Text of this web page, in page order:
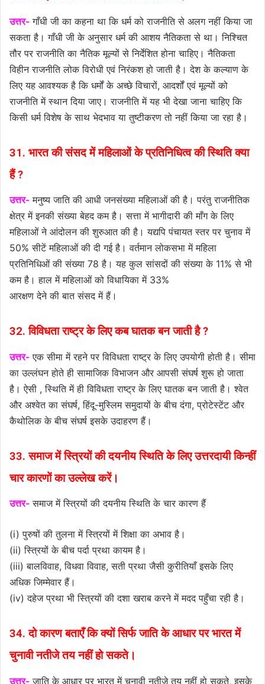
उत्तर- गाँधी जी का कहना था कि धर्म को राजनीति से अलग नहीं किया जा
सकता है। गाँधी जी के अनुसार धर्म की आशय नैतिकता से था। निश्चित
तौर पर राजनीति का नैतिक मूल्यों से निर्देशित होना चाहिए। नैतिकता
विहीन राजनीति लोक विरोधी एवं निरंकश हो जाती है। देश के कल्याण के
लिए यह आवश्यक है कि धर्मों के अच्छे विचारों, आदर्शों एवं मूल्यों को
राजनीति में स्थान दिया जाए। राजनीति में यह भी देखा जाना चाहिए कि
किसी धर्म विशेष के साथ भेदभाव या तुष्टीकरण तो नहीं किया जा रहा है।
31. भारत की संसद में महिलाओं के प्रतिनिधित्व की स्थिति क्या
हैं ?
उत्तर- मनुष्य जाति की आधी जनसंख्या महिलाओं की है। परंतु राजनीतिक
क्षेत्र में इनकी संख्या बेहद कम है। सत्ता में भागीदारी की माँग के लिए
महिलाओं ने आंदोलन की शुरुआत की है। यद्यपि पंचायत स्तर पर चुनाव में
50% सीटें महिलाओं की दी गई है। वर्तमान लोकसभा में महिला
प्रतिनिधिओं की संख्या 78 है। यह कुल सांसदों की संख्या के 11% से भी
कम है। हाल में महिलाओं को विधायिका में 33%
आरक्षण देने की बात संसद में हैं।
32. विविधता राष्ट्र के लिए कब घातक बन जाती है ?
उत्तर- एक सीमा में रहने पर विविधता राष्ट्र के लिए उपयोगी होती है। सीमा
का उल्लंघन होते ही सामाजिक विभाजन और आपसी संघर्ष शुरू हो जाता
है। ऐसी , स्थिति में ही विविधता राष्ट्र के लिए घातक बन जाती है। श्वेत
और अश्वेत का संघर्ष, हिंदू-मुस्लिम समुदायों के बीच दंगा, प्रोटेस्टेंट और
कैथोलिक के बीच संघर्ष इसके उदाहरण हैं।
33. समाज में स्त्रियों की दयनीय स्थिति के लिए उत्तरदायी किन्हीं
चार कारणों का उल्लेख करें।
उत्तर- समाज में स्त्रियों की दयनीय स्थिति के चार कारण हैं
(i) पुरुषों की तुलना में स्त्रियों में शिक्षा का अभाव है।
(ii) स्त्रियों के बीच पर्दा प्रथा कायम है।
(iii) बालविवाह, विधवा विवाह, सती प्रथा जैसी कुरीतियाँ इसके लिए
अधिक जिम्मेवार हैं।
(iv) दहेज प्रथा भी स्त्रियों की दशा खराब करने में मदद पहुँचा रही है।
34. दो कारण बताएँ कि क्यों सिर्फ जाति के आधार पर भारत में
चुनावी नतीजे तय नहीं हो सकते।
उत्तर- जाति के आधार पर भारत में चुनावी नतीजे तय नहीं हो सकते, इसके